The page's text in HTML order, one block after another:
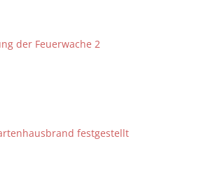
der Feuerwache 2
festgestellt